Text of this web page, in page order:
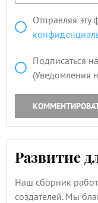
Отправляя эту
Подписаться
(Уведомления
Развитие
Наш сборник
создателей. Мы